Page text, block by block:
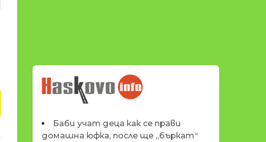
НОВИНИТЕ НА
HASKOVO.INFO
Баби учат деца как се прави
домашна юфка, после ще „бъркат“